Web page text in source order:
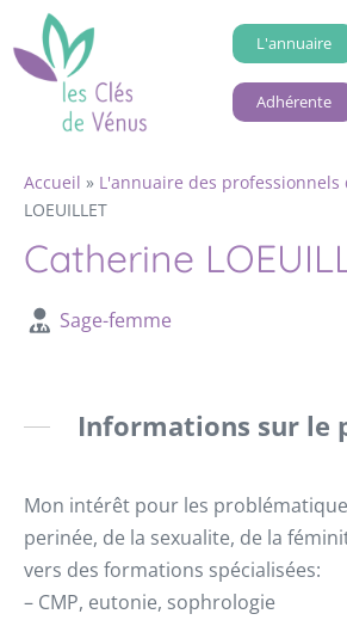
L'annuaire
Adhérente
Accueil » L'annuaire des professionnels
LOEUILLET
Catherine
Sage-femme
Informations sur le
Mon intérêt pour les
perinée, de la sexualite, de la
vers des formations spécialisées:
– CMP, eutonie, sophrologie